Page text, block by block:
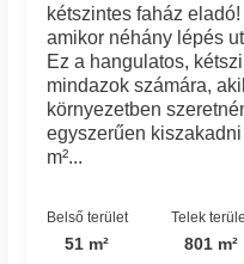
kétszintes faház
amikor néhány lépés
Ez a hangulatos,
mindazok számára,
környezetben
egyszerűen
m²...
Belső terület
51 m²
Telek
801 m²